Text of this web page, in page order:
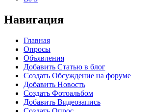
Навигация
Главная
Опросы
Объявления
Добавить Статью в блог
Создать Обсуждение на форуме
Добавить Новость
Создать Фотоальбом
Добавить Видеозапись